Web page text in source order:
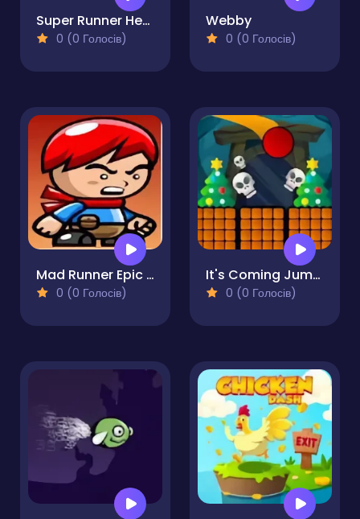
Super Runner Henry
0 (0 Голосів)
Webby
0 (0 Голосів)
Mad Runner Epic Escape
0 (0 Голосів)
It's Coming Jump!
0 (0 Голосів)